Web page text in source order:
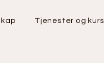
Tjenester og kurs